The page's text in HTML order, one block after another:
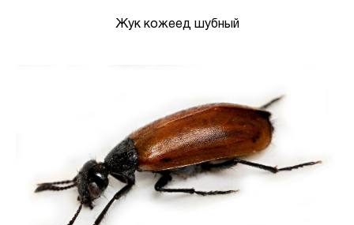
Жук кожеед шубный